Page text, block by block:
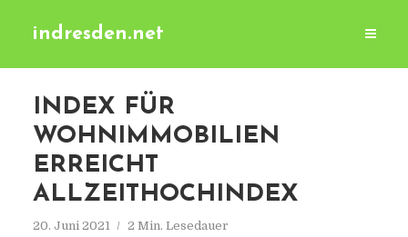
indresden.net
INDEX FÜR
WOHNIMMOBILIEN
ERREICHT
ALLZEITHOCHINDEX
20. Juni 2021 2 Min. Lesedauer